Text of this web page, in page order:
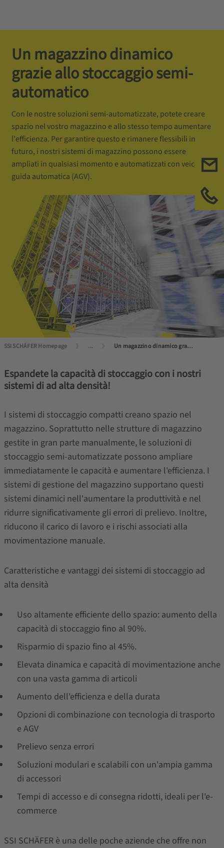
Un magazzino dinamico
grazie allo stoccaggio semi-
automatico
Con le nostre soluzioni semi-automatizzate, potete creare
spazio nel vostro magazzino e allo stesso tempo aumentare
l'efficienza. Per garantire questo e rimanere flessibili in
futuro, i nostri sistemi di magazzino possono essere
ampliati in qualsiasi momento e automatizzati con veicoli a
guida automatica (AGV).
SSI SCHÄFER Homepage ... Un magazzino dinamico grazie allo stoccaggio semi-automatico
Espandete la capacità di stoccaggio con i nostri
sistemi di ad alta densità!
I sistemi di stoccaggio compatti creano spazio nel
magazzino. Soprattutto nelle strutture di magazzino
gestite in gran parte manualmente, le soluzioni di
stoccaggio semi-automatizzate possono ampliare
immediatamente le capacità e aumentare l'efficienza. I
sistemi di gestione del magazzino supportano questi
sistemi dinamici nell'aumentare la produttività e nel
ridurre significativamente gli errori di prelievo. Inoltre,
riducono il carico di lavoro e i rischi associati alla
movimentazione manuale.
Caratteristiche e vantaggi dei sistemi di stoccaggio ad
alta densità
Uso altamente efficiente dello spazio: aumento della
capacità di stoccaggio fino al 90%.
Risparmio di spazio fino al 45%.
Elevata dinamica e capacità di movimentazione anche
con una vasta gamma di articoli
Aumento dell'efficienza e della durata
Opzioni di combinazione con tecnologia di trasporto
e AGV
Prelievo senza errori
Soluzioni modulari e scalabili con un'ampia gamma
di accessori
Tempi di accesso e di consegna ridotti, ideali per l'e-
commerce
SSI SCHÄFER è una delle poche aziende che offre non